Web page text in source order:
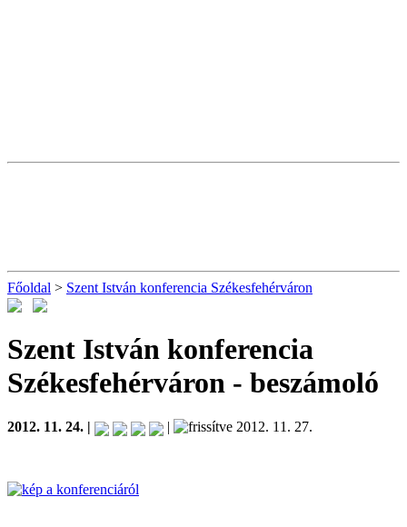
Főoldal > Szent István konferencia Székesfehérváron
Szent István konferencia
Székesfehérváron - beszámoló
2012. 11. 24. | | 2012. 11. 27.